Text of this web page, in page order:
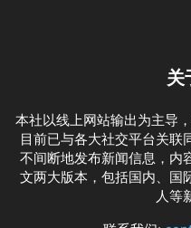
关
本社以线上网站输出为主导
目前已与各大社交平台关联
不间断地发布新闻信息，内
文两大版本，包括国内、国
人等